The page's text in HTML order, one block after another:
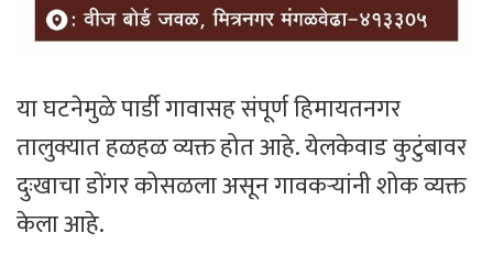
या घटनेमुळे पार्डी गावासह संपूर्ण हिमायतनगर
तालुक्यात हळहळ व्यक्त होत आहे. येलकेवाड कुटुंबावर
दुःखाचा डोंगर कोसळला असून गावकऱ्यांनी शोक व्यक्त
केला आहे.